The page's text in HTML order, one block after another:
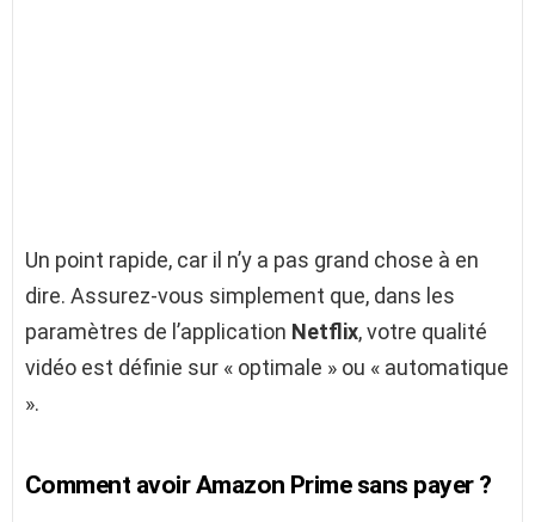
Un point rapide, car il n’y a pas grand chose à en
dire. Assurez-vous simplement que, dans les
paramètres de l’application Netflix, votre qualité
vidéo est définie sur « optimale » ou « automatique
».
Comment avoir Amazon Prime sans payer ?